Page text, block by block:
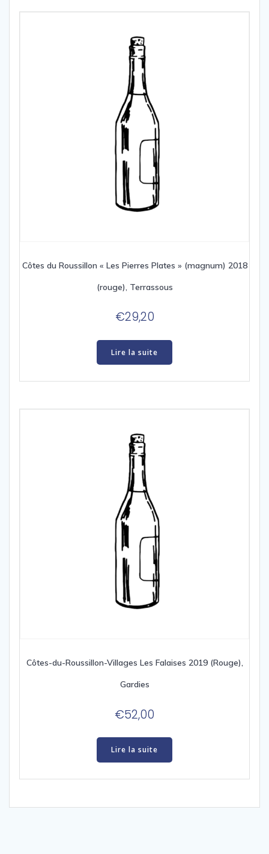
Côtes du Roussillon « Les Pierres Plates » (magnum) 2018
(rouge), Terrassous
€29,20
Lire la suite
Côtes-du-Roussillon-Villages Les Falaises 2019 (Rouge),
Gardies
€52,00
Lire la suite